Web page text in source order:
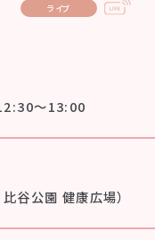
ライブ
～13:00
谷公園 健康広場）